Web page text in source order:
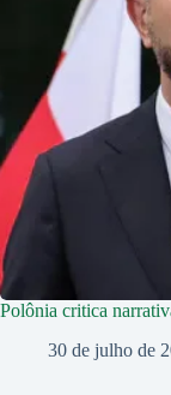
Polônia critica
30 de julho de